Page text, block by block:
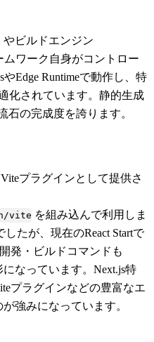
やビルドエンジン
ムワーク自身がコントロー
Edge Runtimeで動作し、特
化されています。静的生成
石の完成度を誇ります。
プラグインとして提供さ
vite を組み込んで利用しま
たが、現在のReact Startで
発・ビルドコマンドも
になっています。Next.js特
プラグインなどの豊富なエ
強みになっています。